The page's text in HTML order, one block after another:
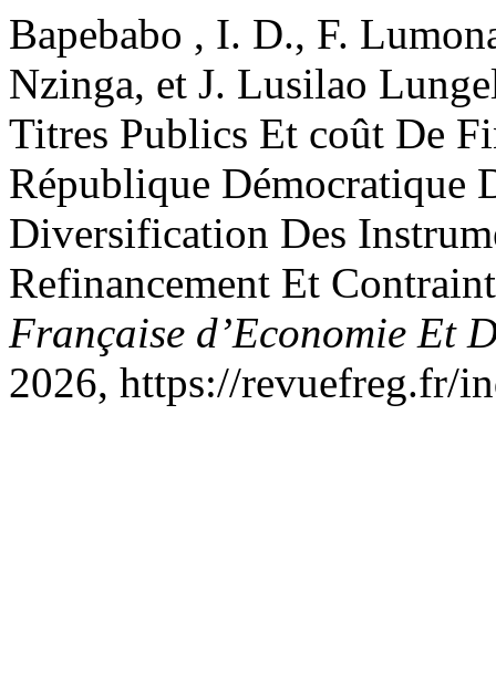
Bapebabo , I. D., F.
Nzinga, et J. Lusilao
Titres Publics Et coût De
République Démocratique
Diversification Des
Refinancement Et
Française d’Economie Et
2026, https://revuefreg.fr/